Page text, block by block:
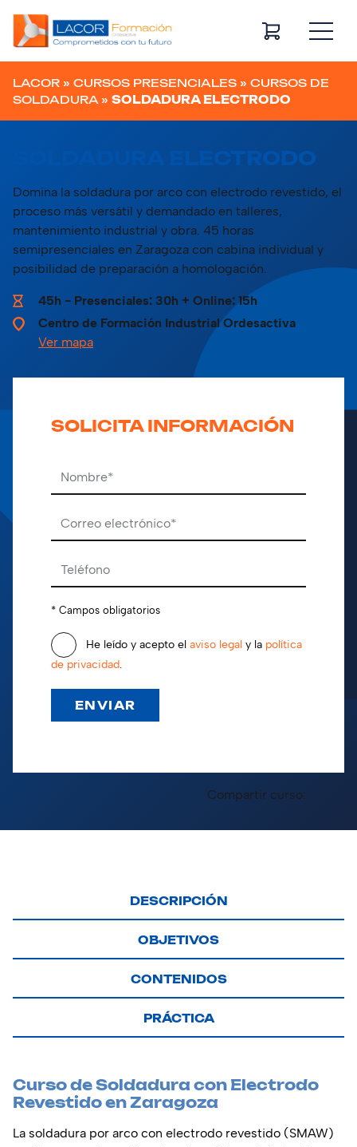
Navegación principal
LACOR » CURSOS PRESENCIALES » CURSOS DE
SOLDADURA » SOLDADURA ELECTRODO
SOLDADURA ELECTRODO
Domina la soldadura por arco con electrodo revestido, el
proceso más versátil y demandado en talleres,
mantenimiento industrial y obra. 45 horas
semipresenciales en Zaragoza con cabina individual y
posibilidad de preparación a homologación.
45h - Presenciales: 30h + Online: 15h
Centro de Formación Industrial Ordesactiva
Ver mapa
SOLICITA INFORMACIÓN
Por favor, deja este campo vacío.
* Campos obligatorios
He leído y acepto el aviso legal y la política
de privacidad.
Compartir curso:
DESCRIPCIÓN
OBJETIVOS
CONTENIDOS
PRÁCTICA
Curso de Soldadura con Electrodo
Revestido en Zaragoza
La soldadura por arco con electrodo revestido (SMAW)